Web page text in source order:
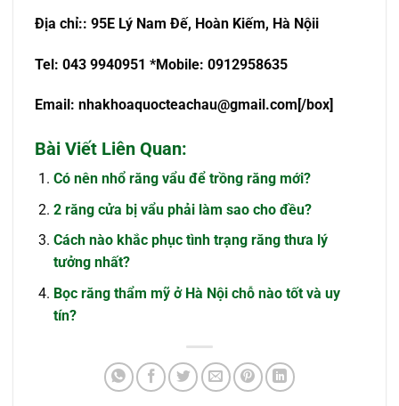
Địa chỉ:: 95E Lý Nam Đế, Hoàn Kiếm, Hà Nộii
Tel: 043 9940951 *Mobile: 0912958635
Email: nhakhoaquocteachau@gmail.com [/box]
Bài Viết Liên Quan:
Có nên nhổ răng vẩu để trồng răng mới?
2 răng cửa bị vẩu phải làm sao cho đều?
Cách nào khắc phục tình trạng răng thưa lý
tưởng nhất?
Bọc răng thẩm mỹ ở Hà Nội chỗ nào tốt và uy
tín?